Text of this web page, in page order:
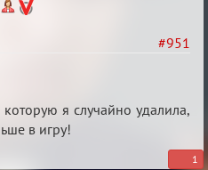
#951
я случайно удалила,
в игру!
1